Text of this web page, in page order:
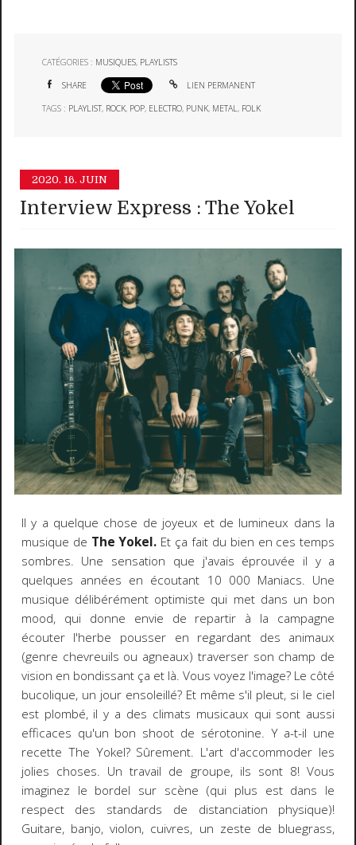
CATÉGORIES : MUSIQUES, PLAYLISTS
SHARE LIEN PERMANENT
TAGS : PLAYLIST, ROCK, POP, ELECTRO, PUNK, METAL , FOLK
2020. 16. JUIN
Interview Express : The Yokel
Il y a quelque chose de joyeux et de lumineux dans la
musique de The Yokel. Et ça fait du bien en ces temps
sombres. Une sensation que j'avais éprouvée il y a
quelques années en écoutant 10 000 Maniacs. Une
musique délibérément optimiste qui met dans un bon
mood, qui donne envie de repartir à la campagne
écouter l'herbe pousser en regardant des animaux
(genre chevreuils ou agneaux) traverser son champ de
vision en bondissant ça et là. Vous voyez l'image? Le côté
bucolique, un jour ensoleillé? Et même s'il pleut, si le ciel
est plombé, il y a des climats musicaux qui sont aussi
efficaces qu'un bon shoot de sérotonine. Y a-t-il une
recette The Yokel? Sûrement. L'art d'accommoder les
jolies choses. Un travail de groupe, ils sont 8! Vous
imaginez le bordel sur scène (qui plus est dans le
respect des standards de distanciation physique)!
Guitare, banjo, violon, cuivres, un zeste de bluegrass,